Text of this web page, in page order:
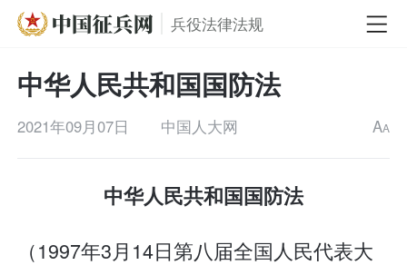
兵役法律法规
中华人民共和国国防法
2021年09月07日 中国人大网 AA
中华人民共和国国防法
（1997年3月14日第八届全国人民代表大